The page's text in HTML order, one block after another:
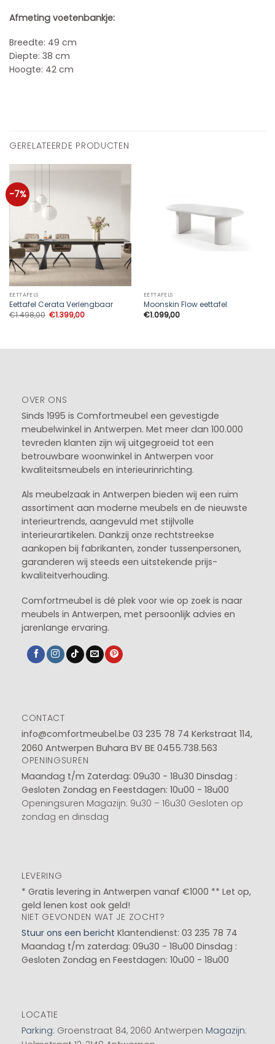
Afmeting voetenbankje:
Breedte: 49 cm
Diepte: 38 cm
Hoogte: 42 cm
GERELATEERDE PRODUCTEN
-7%
EETTAFELS
Eettafel Cerata Verlengbaar
€1.498,00 Oorspronkelijke
prijs
€1.399,00Huidige
EETTAFELS
Moonskin Flow eettafel
€1.099,00
OVER ONS
Sinds 1995 is Comfortmeubel een gevestigde
meubelwinkel in Antwerpen. Met meer dan 100.000
tevreden klanten zijn wij uitgegroeid tot een
betrouwbare woonwinkel in Antwerpen voor
kwaliteitsmeubels en interieurinrichting.
Als meubelzaak in Antwerpen bieden wij een ruim
assortiment aan moderne meubels en de nieuwste
interieurtrends, aangevuld met stijlvolle
interieurartikelen. Dankzij onze rechtstreekse
aankopen bij fabrikanten, zonder tussenpersonen,
garanderen wij steeds een uitstekende prijs-
kwaliteitverhouding.
Comfortmeubel is dé plek voor wie op zoek is naar
meubels in Antwerpen, met persoonlijk advies en
jarenlange ervaring.
CONTACT
info@comfortmeubel.be 03 235 78 74 Kerkstraat 114,
2060 Antwerpen Buhara BV BE 0455.738.563
OPENINGSUREN
Maandag t/m Zaterdag: 09u30 - 18u30 Dinsdag :
Gesloten Zondag en Feestdagen: 10u00 - 18u00
Openingsuren Magazijn: 9u30 – 16u30 Gesloten op
zondag en dinsdag
LEVERING
* Gratis levering in Antwerpen vanaf €1000 ** Let op,
geld lenen kost ook geld!
NIET GEVONDEN WAT JE ZOCHT?
Stuur ons een bericht Klantendienst: 03 235 78 74
Maandag t/m zaterdag: 09u30 - 18u00 Dinsdag :
Gesloten Zondag en Feestdagen: 10u00 - 18u00
LOCATIE
Parking: Groenstraat 84, 2060 Antwerpen Magazijn: